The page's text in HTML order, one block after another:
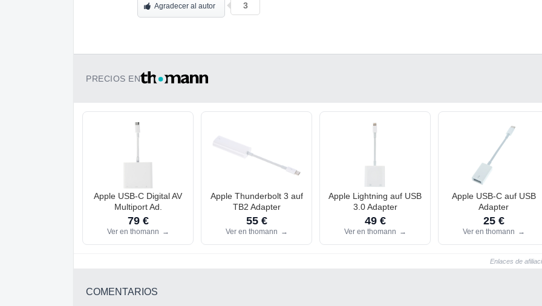
Agradecer al autor 3
PRECIOS EN
Apple USB-C Digital AV
Multiport Ad.
79 €
Ver en thomann →
Apple Thunderbolt 3 auf
TB2 Adapter
55 €
Ver en thomann →
Apple Lightning auf USB
3.0 Adapter
49 €
Ver en thomann →
Apple USB-C auf USB
Adapter
25 €
Ver en thomann →
Enlaces de
COMENTARIOS